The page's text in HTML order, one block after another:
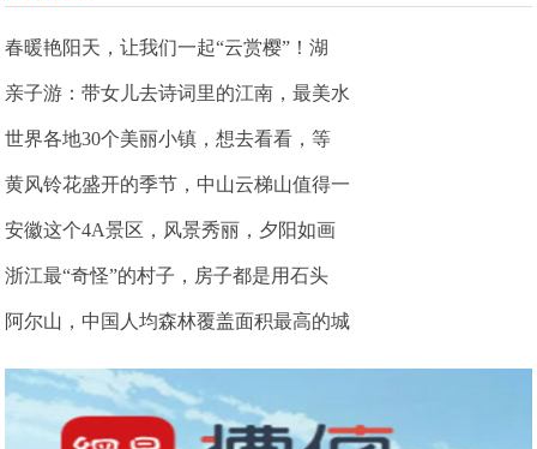
春暖艳阳天，让我们一起“云赏樱”！湖
亲子游：带女儿去诗词里的江南，最美水
世界各地30个美丽小镇，想去看看，等
黄风铃花盛开的季节，中山云梯山值得一
安徽这个4A景区，风景秀丽，夕阳如画
浙江最“奇怪”的村子，房子都是用石头
阿尔山，中国人均森林覆盖面积最高的城